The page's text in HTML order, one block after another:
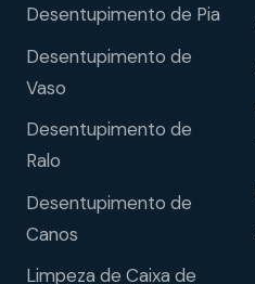
Desentupimento de Pia
Desentupimento de
Vaso
Desentupimento de
Ralo
Desentupimento de
Canos
Limpeza de Caixa de